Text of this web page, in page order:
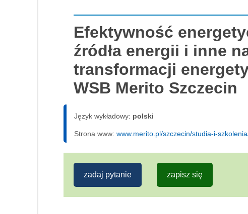
Efektywność
źródła energii i inne
transformacji
WSB Merito Szczecin
Język wykładowy: polski
Strona www: www.merito.pl/szczecin/studia-i-
zadaj pytanie zapisz się